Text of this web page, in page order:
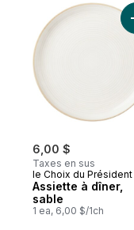
6,00 $
Taxes en sus
le Choix du Président
Assiette à dîner,
sable
1 ea, 6,00 $/1ch